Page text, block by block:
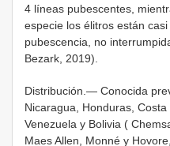
4 líneas pubescentes,
especie los élitros están
pubescencia, no
Bezark, 2019).
Distribución.— Conocida
Nicaragua, Honduras, Costa
Venezuela y Bolivia (
Maes Allen, Monné y